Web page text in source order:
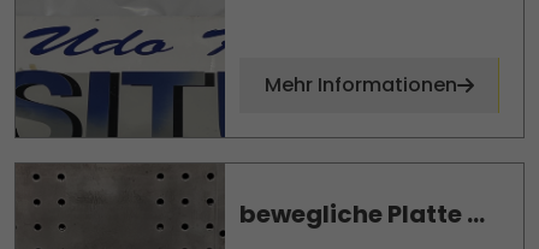
Mehr Informationen
bewegliche Platte ...